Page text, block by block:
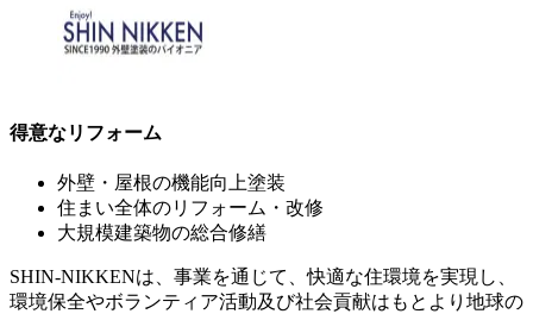
得意なリフォーム
外壁・屋根の機能向上塗装
住まい全体のリフォーム・改修
大規模建築物の総合修繕
SHIN-NIKKENは、事業を通じて、快適な住環境を実現し、
環境保全やボランティア活動及び社会貢献はもとより地球の